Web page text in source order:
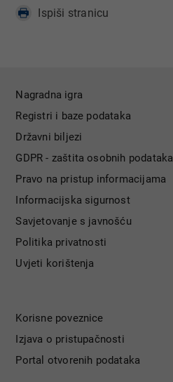
Ispiši stranicu
Nagradna igra
Registri i baze podataka
Državni biljezi
GDPR - zaštita osobnih podataka
Pravo na pristup informacijama
Informacijska sigurnost
Savjetovanje s javnošću
Politika privatnosti
Uvjeti korištenja
Korisne poveznice
Izjava o pristupačnosti
Portal otvorenih podataka